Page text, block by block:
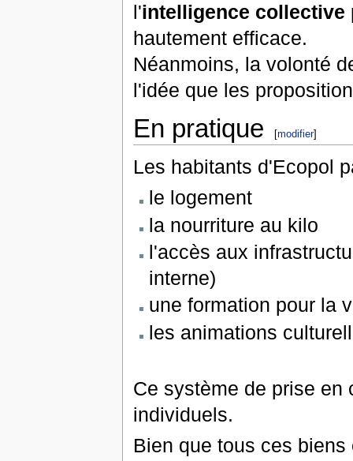
l'intelligence collective
hautement efficace.
Néanmoins, la volonté
l'idée que les
En pratique [modifier]
Les habitants d'Ecopol
le logement
la nourriture au kilo
l'accès aux
interne)
une formation pour la
les animations
Ce système de prise en
individuels.
Bien que tous ces